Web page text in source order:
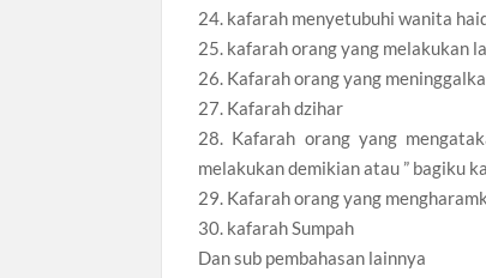
24. kafarah menyetubuhi wanita
25. kafarah orang yang melakukan
26. Kafarah orang yang
27. Kafarah dzihar
28. Kafarah orang yang
melakukan demikian atau ” bagiku
29. Kafarah orang yang
30. kafarah Sumpah
Dan sub pembahasan lainnya